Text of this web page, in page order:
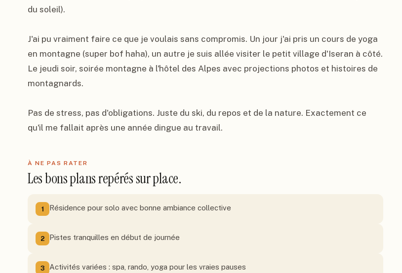
du soleil).
J'ai pu vraiment faire ce que je voulais sans compromis. Un jour j'ai pris un cours de yoga
en montagne (super bof haha), un autre je suis allée visiter le petit village d'Iseran à côté.
Le jeudi soir, soirée montagne à l'hôtel des Alpes avec projections photos et histoires de
montagnards.
Pas de stress, pas d'obligations. Juste du ski, du repos et de la nature. Exactement ce
qu'il me fallait après une année dingue au travail.
À NE PAS RATER
Les bons plans repérés sur place.
1 Résidence pour solo avec bonne ambiance collective
2 Pistes tranquilles en début de journée
3 Activités variées : spa, rando, yoga pour les vraies pauses